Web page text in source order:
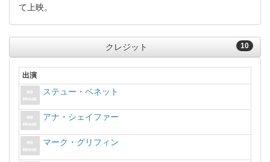
て上映。
10
クレジット
出演
ステュー・ベネット
アナ・シェイファー
マーク・グリフィン